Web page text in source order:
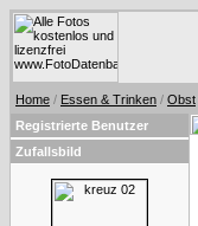
Home / Essen & Trinken / Obst
Registrierte Benutzer
Zufallsbild